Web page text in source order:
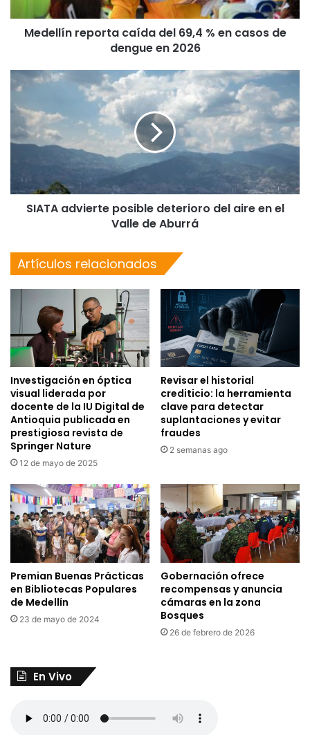
Medellín reporta caída del 69,4 % en casos de
dengue en 2026
SIATA advierte posible deterioro del aire en el
Valle de Aburrá
Artículos relacionados
Investigación en óptica
visual liderada por
docente de la IU Digital de
Antioquia publicada en
prestigiosa revista de
Springer Nature
12 de mayo de 2025
Revisar el historial
crediticio: la herramienta
clave para detectar
suplantaciones y evitar
fraudes
2 semanas ago
Premian Buenas Prácticas
en Bibliotecas Populares
de Medellín
23 de mayo de 2024
Gobernación ofrece
recompensas y anuncia
cámaras en la zona
Bosques
26 de febrero de 2026
En Vivo